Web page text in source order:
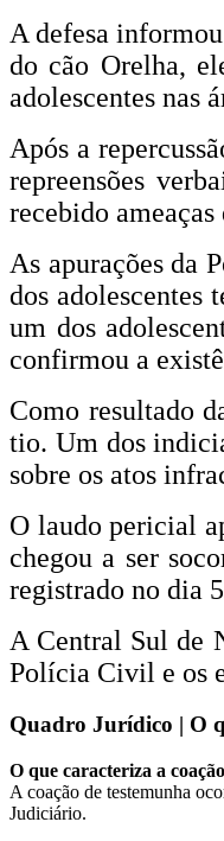
A defesa
do cão Orelha,
adolescentes nas
Após a
repreensões
recebido
As apurações da
dos adolescentes
um dos
confirmou a
Como resultado
tio. Um dos
sobre os atos
O laudo pericial
chegou a ser
registrado no dia
A Central Sul de
Polícia Civil e os
Quadro Jurídico | O
O que caracteriza a
A coação de testemunha
Judiciário.